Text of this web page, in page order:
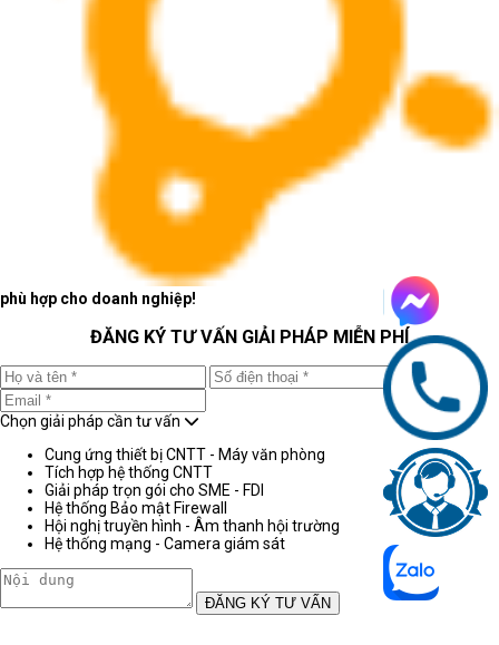
phù hợp cho doanh nghiệp!
ĐĂNG KÝ TƯ VẤN GIẢI PHÁP MIỄN PHÍ
Chọn giải pháp cần tư vấn
Cung ứng thiết bị CNTT - Máy văn phòng
Tích hợp hệ thống CNTT
Giải pháp trọn gói cho SME - FDI
Hệ thống Bảo mật Firewall
Hội nghị truyền hình - Âm thanh hội trường
Hệ thống mạng - Camera giám sát
ĐĂNG KÝ TƯ VẤN